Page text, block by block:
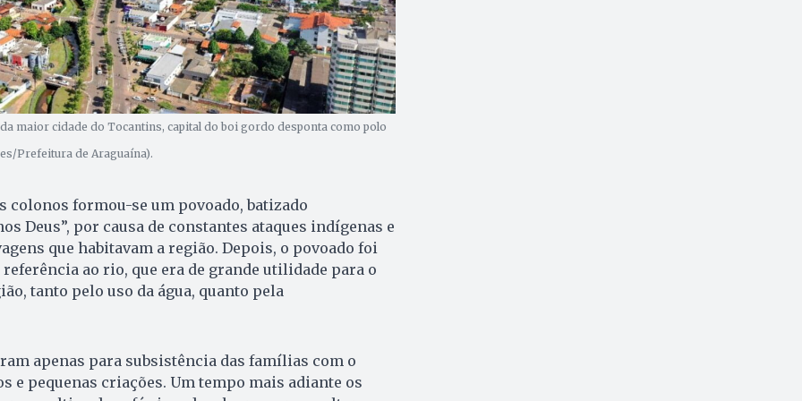
maior cidade do Tocantins, capital do boi gordo desponta como polo
Prefeitura de Araguaína).
colonos formou-se um povoado, batizado
Deus”, por causa de constantes ataques indígenas e
que habitavam a região. Depois, o povoado foi
ao rio, que era de grande utilidade para o
tanto pelo uso da água, quanto pela
apenas para subsistência das famílias com o
e pequenas criações. Um tempo mais adiante os